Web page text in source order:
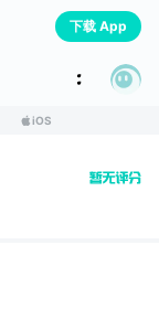
下载 App
iOS